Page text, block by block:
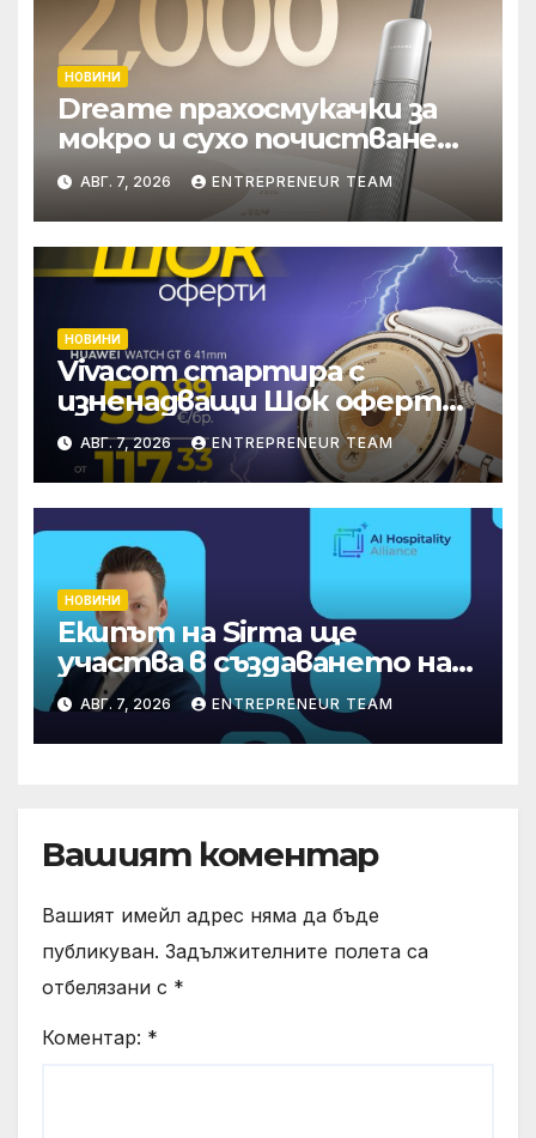
НОВИНИ
Dreame прахосмукачки за
мокро и сухо почистване
надхвърлиха 2 000
патентни заявки в
световен мащаб
АВГ. 7, 2026 ENTREPRENEUR TEAM
НОВИНИ
Vivacom стартира с
изненадващи Шок оферти
през август онлайн
АВГ. 7, 2026 ENTREPRENEUR TEAM
НОВИНИ
Екипът на Sirma ще
участва в създаването на
международните
стандарти за навлизане на
изкуствен интелект в
АВГ. 7, 2026 ENTREPRENEUR TEAM
Вашият коментар
Вашият имейл адрес няма да бъде
публикуван. Задължителните полета са
отбелязани с *
Коментар: *